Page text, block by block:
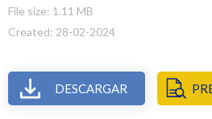
File size: 1.11 MB
Created: 28-02-2024
DESCARGAR